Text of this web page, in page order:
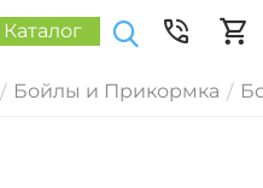
Каталог
/ Бойлы и Прикормка /